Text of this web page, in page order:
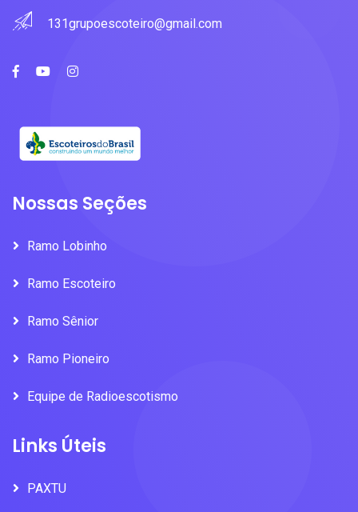
131grupoescoteiro@gmail.com
Nossas Seções
Ramo Lobinho
Ramo Escoteiro
Ramo Sênior
Ramo Pioneiro
Equipe de Radioescotismo
Links Úteis
PAXTU